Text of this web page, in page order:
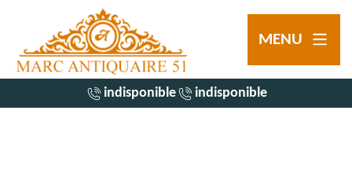
MENU
indisponible indisponible